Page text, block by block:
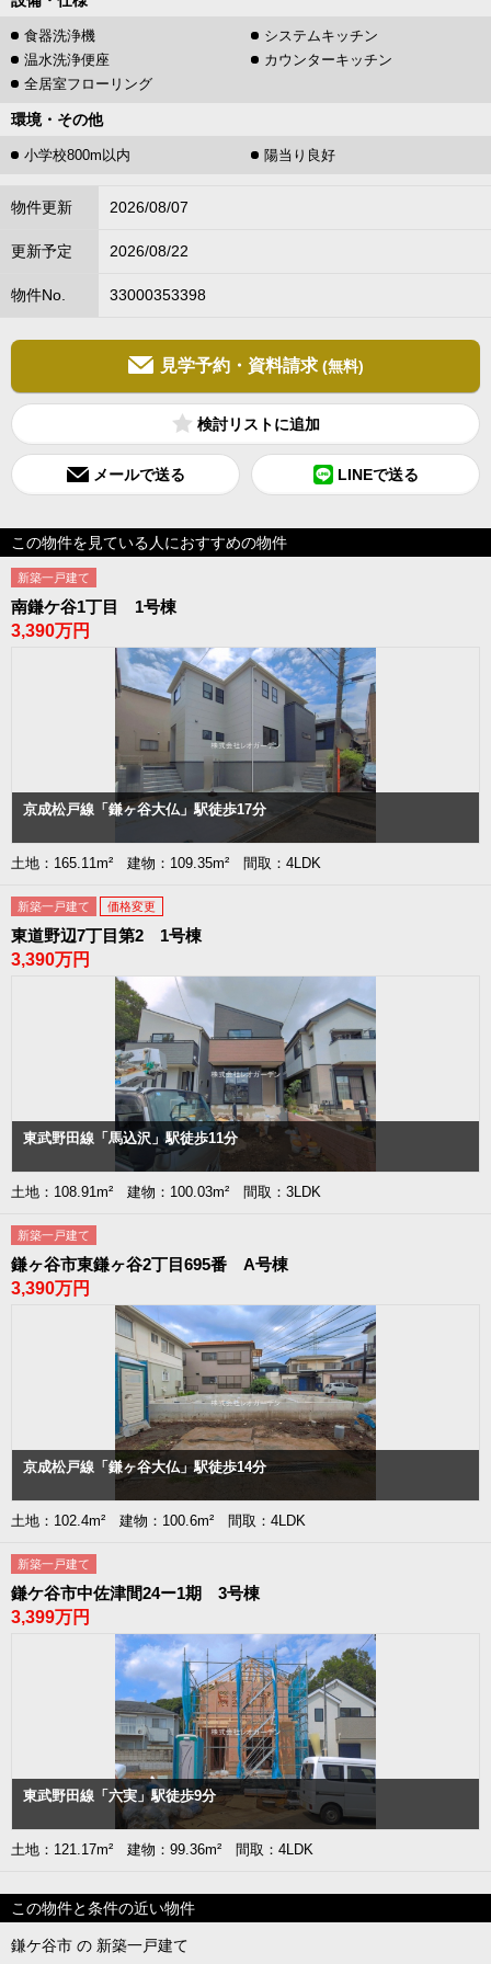
食器洗浄機
システムキッチン
温水洗浄便座
カウンターキッチン
全居室フローリング
環境・その他
小学校800m以内 陽当り良好
物件更新 2026/08/07
更新予定 2026/08/22
物件No. 33000353398
見学予約・資料請求 (無料)
検討リスト
メールで送る LINEで送る
この物件を見ている人におすすめの物件
新築一戸建て
南鎌ケ谷1丁目 1号棟
3,390万円
京成松戸線「鎌ヶ谷大仏」駅徒歩17分
土地：165.11m² 建物：109.35m² 間取：4LDK
新築一戸建て 価格変更
東道野辺7丁目第2 1号棟
3,390万円
東武野田線「馬込沢」駅徒歩11分
土地：108.91m² 建物：100.03m² 間取：3LDK
新築一戸建て
鎌ヶ谷市東鎌ヶ谷2丁目695番 A号棟
3,390万円
京成松戸線「鎌ヶ谷大仏」駅徒歩14分
土地：102.4m² 建物：100.6m² 間取：4LDK
新築一戸建て
鎌ケ谷市中佐津間24ー1期 3号棟
3,399万円
東武野田線「六実」駅徒歩9分
土地：121.17m² 建物：99.36m² 間取：4LDK
この物件と条件の近い物件
鎌ケ谷市 の 新築一戸建て